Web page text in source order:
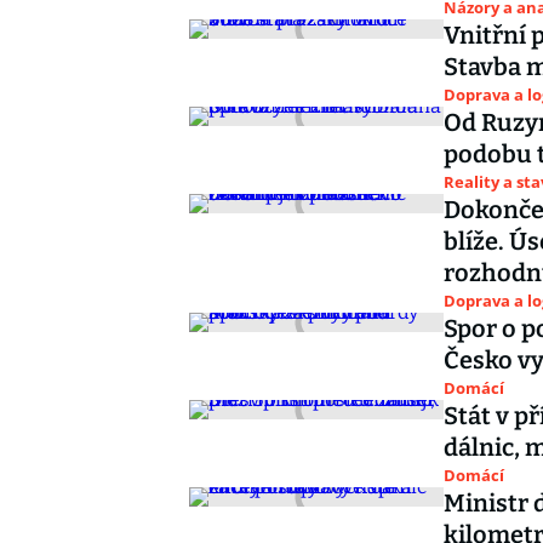
Názory a
Vnitřní
Stavba
Doprava a
Od
podobu
Reality a
blíže.
Doprava a
Spor o
Česko
Domácí
Stát v
dálnic,
Domácí
Ministr